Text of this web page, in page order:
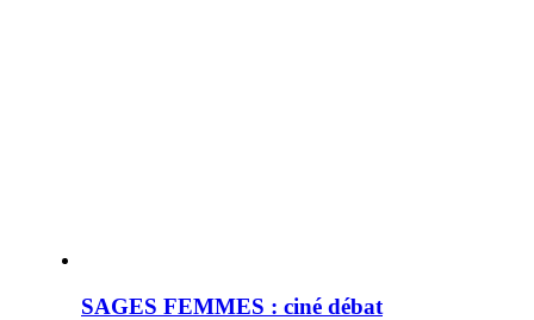
SAGES FEMMES : ciné débat